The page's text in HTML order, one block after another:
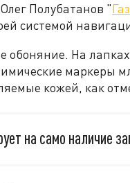
Полубатанов "
системой
обоняние. На
маркеры
кожей, как
на само наличие